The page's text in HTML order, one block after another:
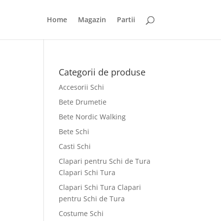
Home Magazin Partii
Categorii de produse
Accesorii Schi
Bete Drumetie
Bete Nordic Walking
Bete Schi
Casti Schi
Clapari pentru Schi de Tura
Clapari Schi Tura
Clapari Schi Tura Clapari
pentru Schi de Tura
Costume Schi